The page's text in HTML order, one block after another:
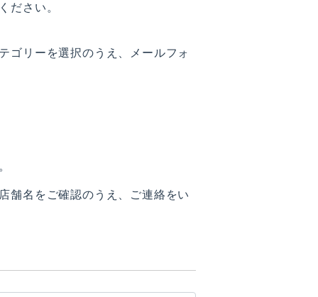
ださい。
ゴリーを選択のうえ、メールフォ
舗名をご確認のうえ、ご連絡をい